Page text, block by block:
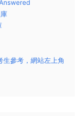
生參考，網站左上角